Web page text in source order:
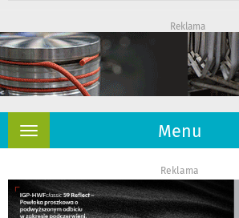
Reklama
Menu
Rozwiń
Reklama